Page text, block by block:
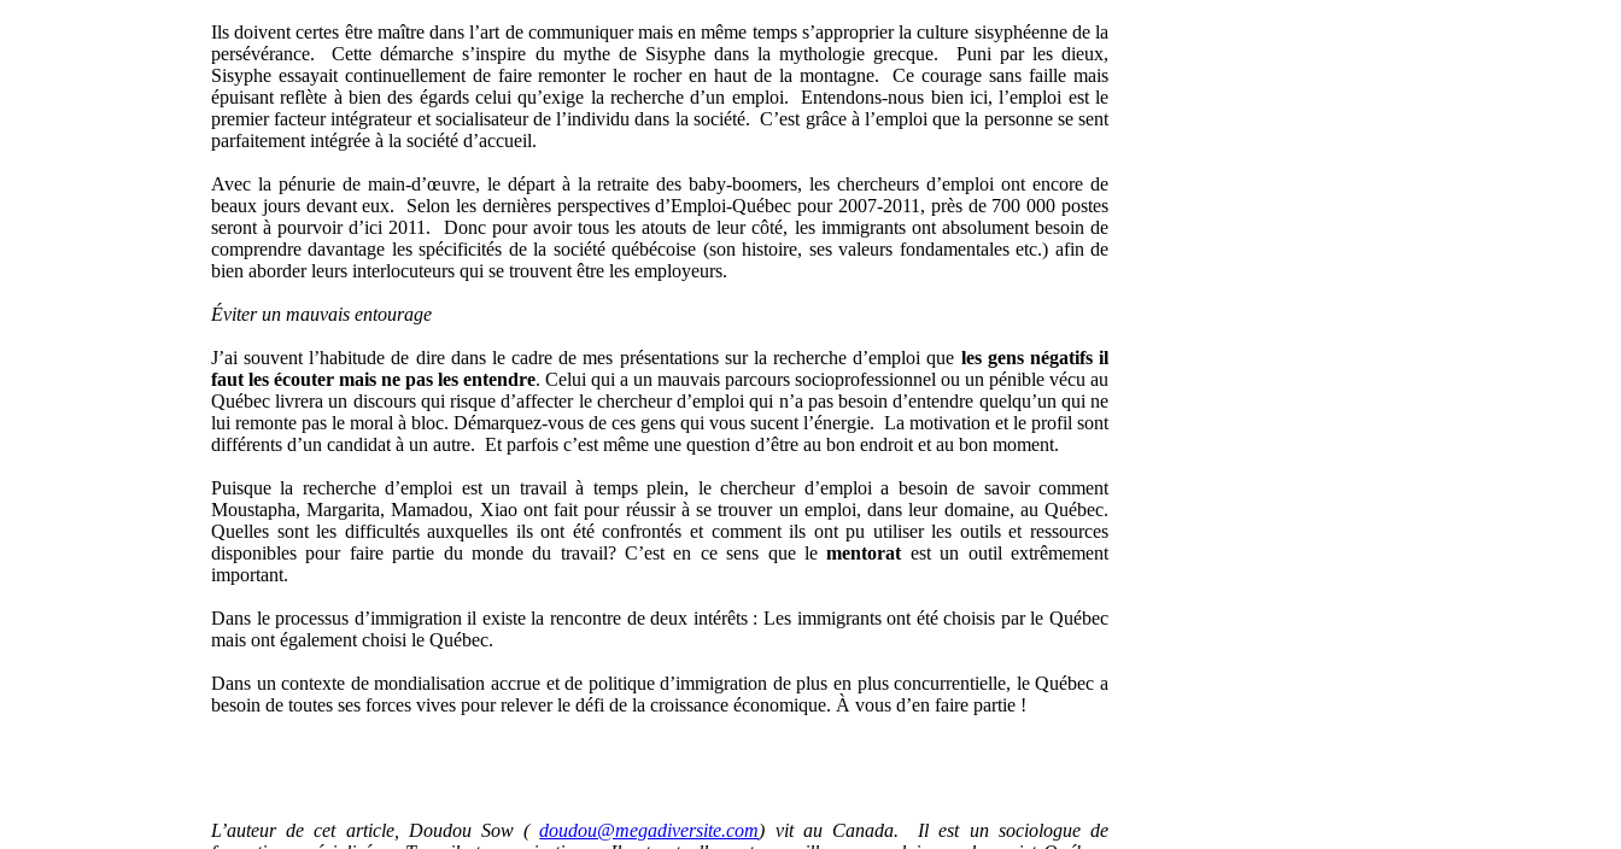
Ils doivent certes être maître dans l’art de communiquer mais en même temps s’approprier la culture sisyphéenne de la
persévérance. Cette démarche s’inspire du mythe de Sisyphe dans la mythologie grecque. Puni par les dieux,
Sisyphe essayait continuellement de faire remonter le rocher en haut de la montagne. Ce courage sans faille mais
épuisant reflète à bien des égards celui qu’exige la recherche d’un emploi. Entendons-nous bien ici, l’emploi est le
premier facteur intégrateur et socialisateur de l’individu dans la société. C’est grâce à l’emploi que la personne se sent
parfaitement intégrée à la société d’accueil.
Avec la pénurie de main-d’œuvre, le départ à la retraite des baby-boomers, les chercheurs d’emploi ont encore de
beaux jours devant eux. Selon les dernières perspectives d’Emploi-Québec pour 2007-2011, près de 700 000 postes
seront à pourvoir d’ici 2011. Donc pour avoir tous les atouts de leur côté, les immigrants ont absolument besoin de
comprendre davantage les spécificités de la société québécoise (son histoire, ses valeurs fondamentales etc.) afin de
bien aborder leurs interlocuteurs qui se trouvent être les employeurs.
Éviter un mauvais entourage
J’ai souvent l’habitude de dire dans le cadre de mes présentations sur la recherche d’emploi que les gens négatifs il
faut les écouter mais ne pas les entendre. Celui qui a un mauvais parcours socioprofessionnel ou un pénible vécu au
Québec livrera un discours qui risque d’affecter le chercheur d’emploi qui n’a pas besoin d’entendre quelqu’un qui ne
lui remonte pas le moral à bloc. Démarquez-vous de ces gens qui vous sucent l’énergie. La motivation et le profil sont
différents d’un candidat à un autre. Et parfois c’est même une question d’être au bon endroit et au bon moment.
Puisque la recherche d’emploi est un travail à temps plein, le chercheur d’emploi a besoin de savoir comment
Moustapha, Margarita, Mamadou, Xiao ont fait pour réussir à se trouver un emploi, dans leur domaine, au Québec.
Quelles sont les difficultés auxquelles ils ont été confrontés et comment ils ont pu utiliser les outils et ressources
disponibles pour faire partie du monde du travail? C’est en ce sens que lementorat est un outil extrêmement
important.
Dans le processus d’immigration il existe la rencontre de deux intérêts : Les immigrants ont été choisis par le Québec
mais ont également choisi le Québec.
Dans un contexte de mondialisation accrue et de politique d’immigration de plus en plus concurrentielle, le Québec a
besoin de toutes ses forces vives pour relever le défi de la croissance économique. À vous d’en faire partie !
L’auteur de cet article, Doudou Sow (doudou@megadiversite.com) vit au Canada. Il est un sociologue de